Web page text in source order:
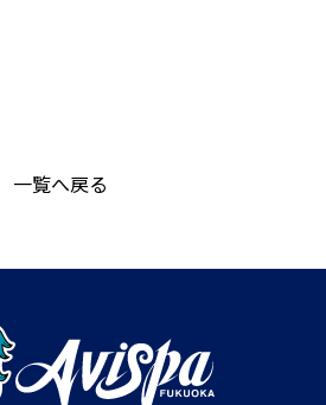
一覧へ戻る